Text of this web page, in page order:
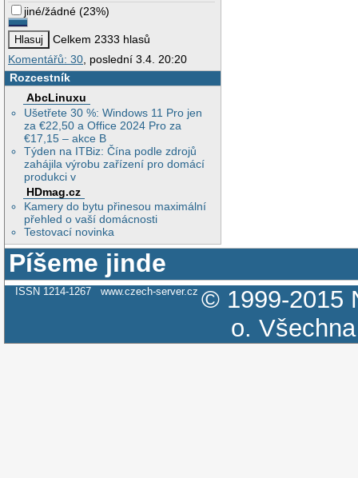
jiné/žádné (23%)
Celkem 2333 hlasů
Komentářů: 30, poslední 3.4. 20:20
Rozcestník
AbcLinuxu
Ušetřete 30 %: Windows 11 Pro jen
za €22,50 a Office 2024 Pro za
€17,15 – akce B
Týden na ITBiz: Čína podle zdrojů
zahájila výrobu zařízení pro domácí
produkci v
HDmag.cz
Kamery do bytu přinesou maximální
přehled o vaší domácnosti
Testovací novinka
Píšeme jinde
ISSN 1214-1267 www.czech-server.cz © 1999-2015
o.